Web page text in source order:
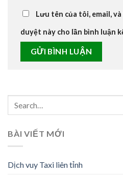
Lưu tên của tôi, email,
duyệt này cho lần bình luận
BÀI VIẾT MỚI
Dịch vuy Taxi liên tỉnh